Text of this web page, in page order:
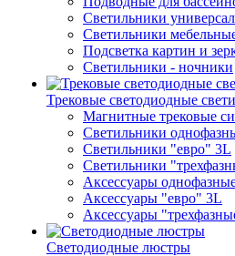
Светильники
Светильники
Подсветка картин и
Светильники - ночники
Трековые светодиодные
Магнитные трековые
Светильники
Светильники "евро" 3L
Светильники
Аксессуары
Аксессуары "евро" 3L
Аксессуары
Светодиодные люстры